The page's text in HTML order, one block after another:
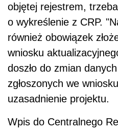
objętej rejestrem,
o wykreślenie z CRP.
również obowiązek
wniosku
doszło do zmian
zgłoszonych we
uzasadnienie projektu.
Wpis do Centralnego